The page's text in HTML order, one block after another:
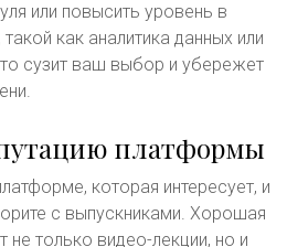
или повысить уровень в
как аналитика данных или
сузит ваш выбор и убережет
платформы
которая интересует, и
с выпускниками. Хорошая
не только видео-лекции, но и